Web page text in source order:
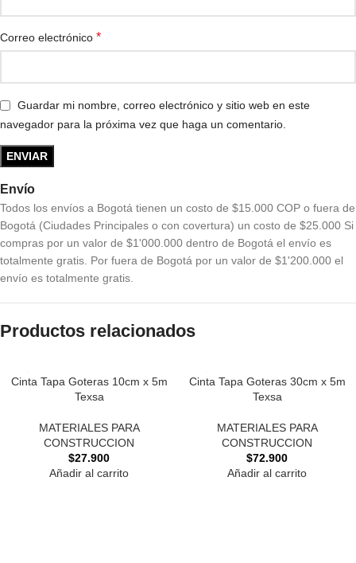
Correo electrónico *
Guardar mi nombre, correo electrónico y sitio web en este
navegador para la próxima vez que haga un comentario.
Envío
Todos los envíos a Bogotá tienen un costo de $15.000 COP o fuera de
Bogotá (Ciudades Principales o con covertura) un costo de $25.000 Si
compras por un valor de $1'000.000 dentro de Bogotá el envío es
totalmente gratis. Por fuera de Bogotá por un valor de $1'200.000 el
envío es totalmente gratis.
Productos relacionados
Cinta Tapa Goteras 10cm x 5m
Texsa
MATERIALES PARA
CONSTRUCCION
$27.900
Añadir al carrito
Cinta Tapa Goteras 30cm x 5m
Texsa
MATERIALES PARA
CONSTRUCCION
$72.900
Añadir al carrito